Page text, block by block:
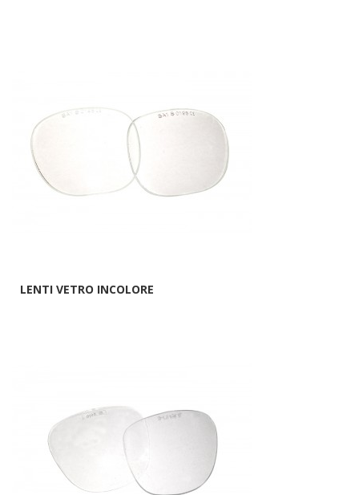
LENTI VETRO INCOLORE